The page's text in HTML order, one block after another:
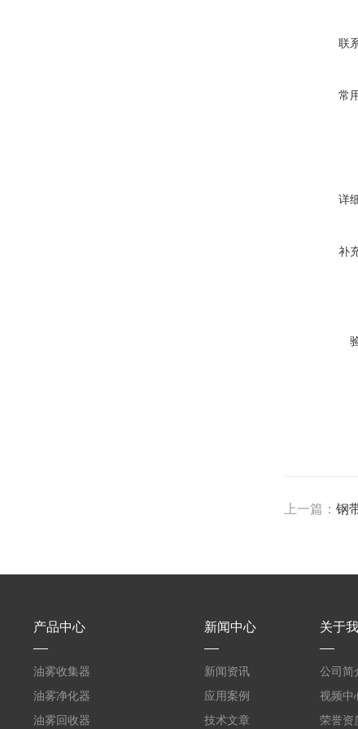
联
常
详
补
上一篇：钢
产品中心
油雾收集器
油雾净化器
油雾回收器
新闻中心
新闻资讯
应用案例
技术文章
关于
公司简
视频中
荣誉资